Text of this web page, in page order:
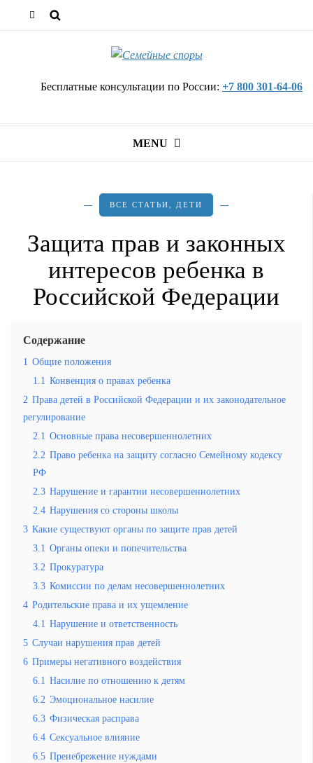
Бесплатные консультации по России: +7 800 301-64-06
MENU
ВСЕ СТАТЬИ ДЕТИ
Защита прав и законных
интересов ребенка в
Российской Федерации
Содержание
1 Общие положения
1.1 Конвенция о правах ребенка
2 Права детей в Российской Федерации и их законодательное
регулирование
2.1 Основные права несовершеннолетних
2.2 Право ребенка на защиту согласно Семейному кодексу
РФ
2.3 Нарушение и гарантии несовершеннолетних
2.4 Нарушения со стороны школы
3 Какие существуют органы по защите прав детей
3.1 Органы опеки и попечительства
3.2 Прокуратура
3.3 Комиссии по делам несовершеннолетних
4 Родительские права и их ущемление
4.1 Нарушение и ответственность
5 Случаи нарушения прав детей
6 Примеры негативного воздействия
6.1 Насилие по отношению к детям
6.2 Эмоциональное насилие
6.3 Физическая расправа
6.4 Сексуальное влияние
6.5 Пренебрежение нуждами